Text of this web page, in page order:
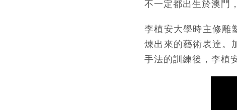
不一定都出生於澳門
李植安大學時主修雕
煉出來的藝術表達。
手法的訓練後，李植